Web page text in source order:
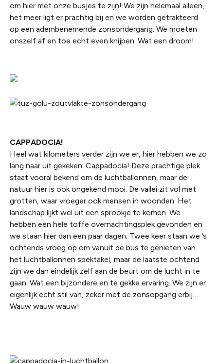
om hier met onze busjes te zijn! We zijn helemaal alleen,
het meer ligt er prachtig bij en we worden getrakteerd
op een adembenemende zonsondergang. We moeten
onszelf af en toe echt even knijpen. Wat een droom!
CAPPADOCIA!
Heel wat kilometers verder zijn we er, hier hebben we zo
lang naar uit gekeken: Cappadocia! Deze prachtige plek
staat vooral bekend om de luchtballonnen, maar de
natuur hier is ook ongekend mooi. De vallei zit vol met
grotten, waar vroeger ook mensen in woonden. Het
landschap lijkt wel uit een sprookje te komen. We
hebben een hele toffe overnachtingsplek gevonden en
we staan hier dan een paar dagen. Twee keer staan we ’s
ochtends vroeg op om vanuit de bus te genieten van
het luchtballonnen spektakel, maar de laatste ochtend
zijn we dan eindelijk zelf aan de beurt om de lucht in te
gaan. Wat een bijzondere en te gekke ervaring. We zijn er
eigenlijk echt stil van, zeker met de zonsopgang erbij…
Wauw wauw wauw!